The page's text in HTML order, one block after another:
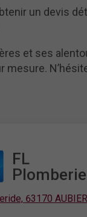
un devis
et ses
mesure.
FL
Plomberie
63170